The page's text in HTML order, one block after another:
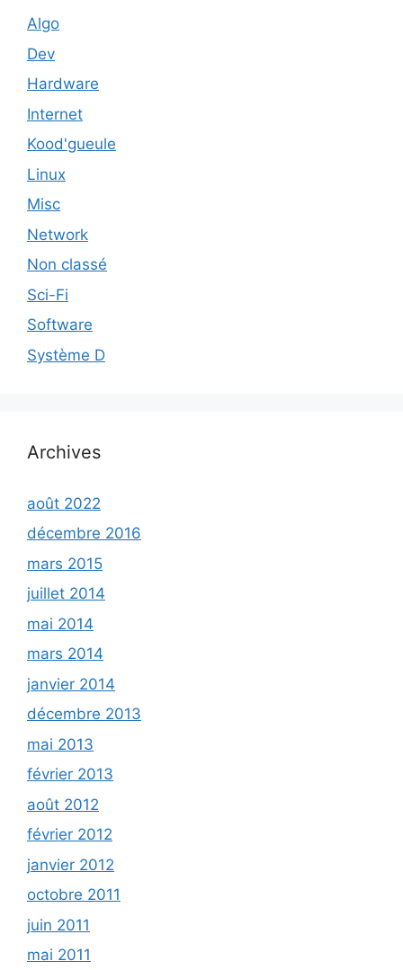
Algo
Dev
Hardware
Internet
Kood'gueule
Linux
Misc
Network
Non classé
Sci-Fi
Software
Système D
Archives
août 2022
décembre 2016
mars 2015
juillet 2014
mai 2014
mars 2014
janvier 2014
décembre 2013
mai 2013
février 2013
août 2012
février 2012
janvier 2012
octobre 2011
juin 2011
mai 2011